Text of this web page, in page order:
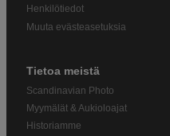
Henkilötiedot
Muuta evästeasetuksia
Tietoa meistä
Scandinavian Photo
Myymälät & Aukioloajat
Historiamme